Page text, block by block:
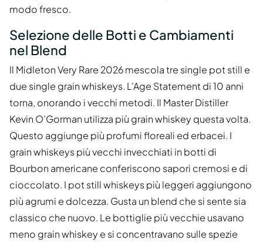
modo fresco.
Selezione delle Botti e Cambiamenti
nel Blend
Il Midleton Very Rare 2026 mescola tre single pot still e
due single grain whiskeys. L'Age Statement di 10 anni
torna, onorando i vecchi metodi. Il Master Distiller
Kevin O’Gorman utilizza più grain whiskey questa volta.
Questo aggiunge più profumi floreali ed erbacei. I
grain whiskeys più vecchi invecchiati in botti di
Bourbon americane conferiscono sapori cremosi e di
cioccolato. I pot still whiskeys più leggeri aggiungono
più agrumi e dolcezza. Gusta un blend che si sente sia
classico che nuovo. Le bottiglie più vecchie usavano
meno grain whiskey e si concentravano sulle spezie